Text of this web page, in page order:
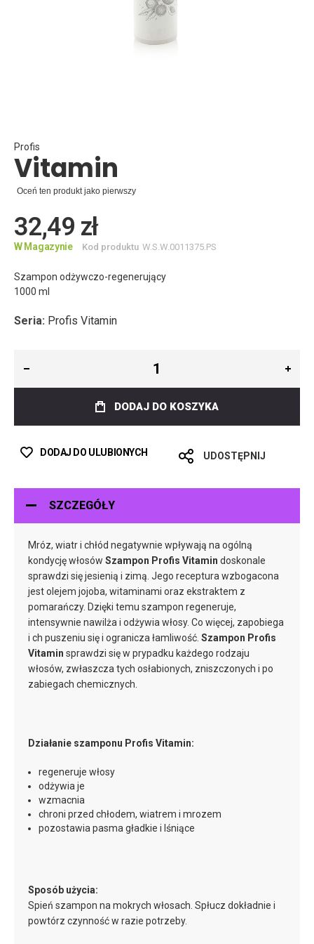
beginning
of
the
images
Profis
Vitamin
Oceń ten produkt jako pierwszy
32,49 zł
W Magazynie Kod produktu W.S.W.0011375.PS
Szampon odżywczo-regenerujący
1000 ml
Seria: Profis Vitamin
DODAJ DO KOSZYKA
DODAJ DO ULUBIONYCH UDOSTĘPNIJ
SZCZEGÓŁY
Mróz, wiatr i chłód negatywnie wpływają na ogólną
kondycję włosów Szampon Profis Vitamin doskonale
sprawdzi się jesienią i zimą. Jego receptura wzbogacona
jest olejem jojoba, witaminami oraz ekstraktem z
pomarańczy. Dzięki temu szampon regeneruje,
intensywnie nawilża i odżywia włosy. Co więcej, zapobiega
i ch puszeniu się i ogranicza łamliwość. Szampon Profis
Vitamin sprawdzi się w prypadku każdego rodzaju
włosów, zwłaszcza tych osłabionych, zniszczonych i po
zabiegach chemicznych.
Działanie szamponu Profis Vitamin:
regeneruje włosy
odżywia je
wzmacnia
chroni przed chłodem, wiatrem i mrozem
pozostawia pasma gładkie i lśniące
Sposób użycia:
Spień szampon na mokrych włosach. Spłucz dokładnie i
powtórz czynność w razie potrzeby.